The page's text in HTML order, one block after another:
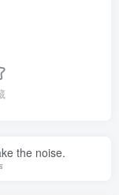
the noise.